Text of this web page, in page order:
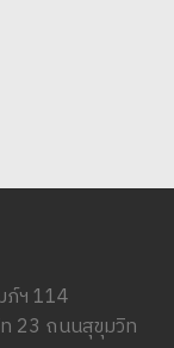
ภ์ฯ 114
23 ถนนสุขุมวิท